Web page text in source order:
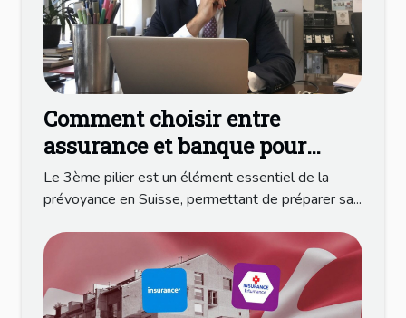
Comment choisir entre
assurance et banque pour
votre 3ème pilier ?
Le 3ème pilier est un élément essentiel de la
prévoyance en Suisse, permettant de préparer sa...